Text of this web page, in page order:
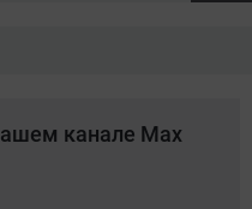
канале Max